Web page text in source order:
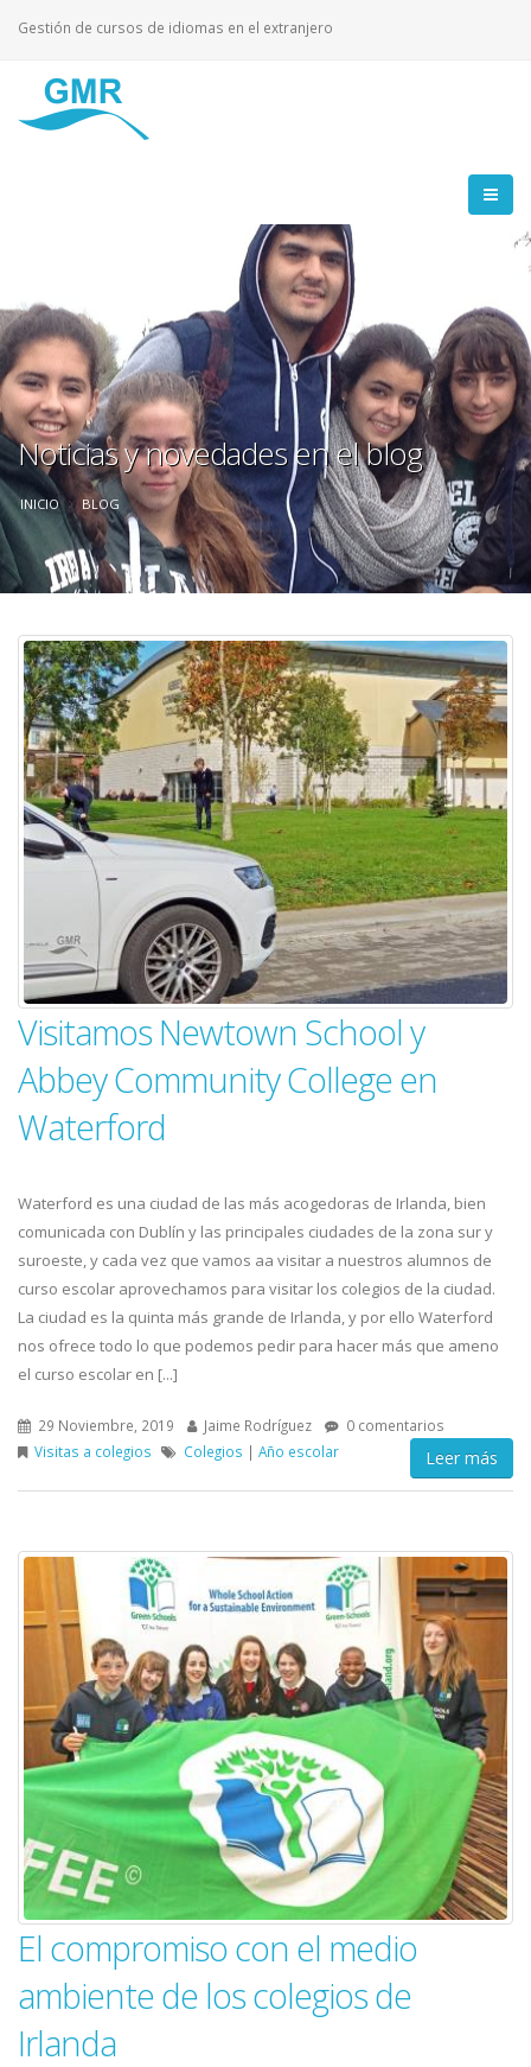
Gestión de cursos de idiomas en el extranjero
Noticias y novedades en el blog
INICIO BLOG
Visitamos Newtown School y
Abbey Community College en
Waterford
Waterford es una ciudad de las más acogedoras de Irlanda, bien
comunicada con Dublín y las principales ciudades de la zona sur y
suroeste, y cada vez que vamos aa visitar a nuestros alumnos de
curso escolar aprovechamos para visitar los colegios de la ciudad.
La ciudad es la quinta más grande de Irlanda, y por ello Waterford
nos ofrece todo lo que podemos pedir para hacer más que ameno
el curso escolar en [...]
29 Noviembre, 2019 Jaime Rodríguez
0 comentarios
Visitas a colegios
Colegios | Año escolar Leer más
El compromiso con el medio
ambiente de los colegios de
Irlanda